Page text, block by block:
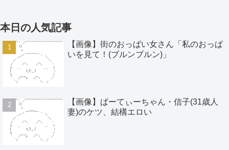
本日の人気記事
【画像】街のおっぱい女さん「私のおっぱ
いを見て！(ブルンブルン)」
【画像】ぱーてぃーちゃん・信子(31歳人
妻)のケツ、結構エロい